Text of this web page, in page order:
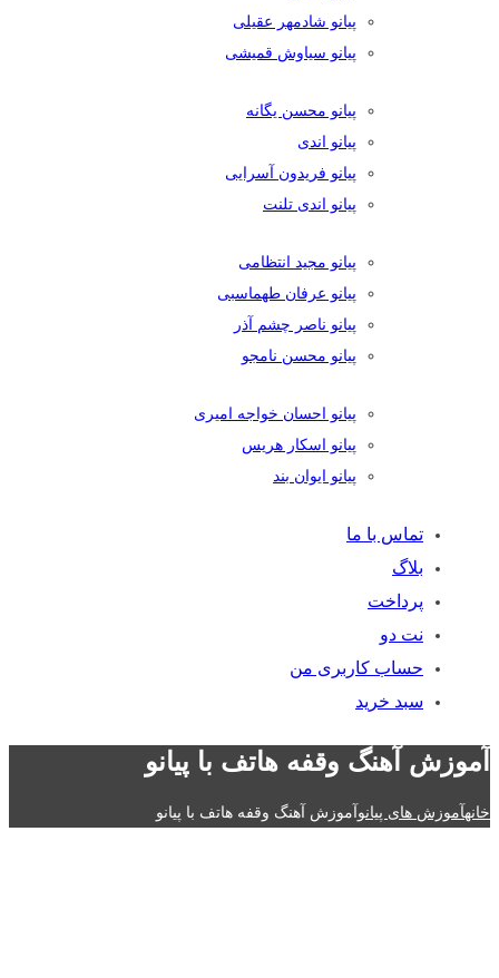
پیانو شادمهر عقیلی
پیانو سیاوش قمیشی
پیانو محسن یگانه
پیانو اندی
پیانو فریدون آسرایی
پیانو اندی تلنت
پیانو مجید انتظامی
پیانو عرفان طهماسبی
پیانو ناصر چشم آذر
پیانو محسن نامجو
پیانو احسان خواجه امیری
پیانو اسکار هریس
پیانو ایوان بند
تماس با ما
بلاگ
پرداخت
نت دو
حساب کاربری من
سبد خرید
آموزش آهنگ وقفه هاتف با پیانو
خانهآموزش های پیانوآموزش آهنگ وقفه هاتف با پیانو